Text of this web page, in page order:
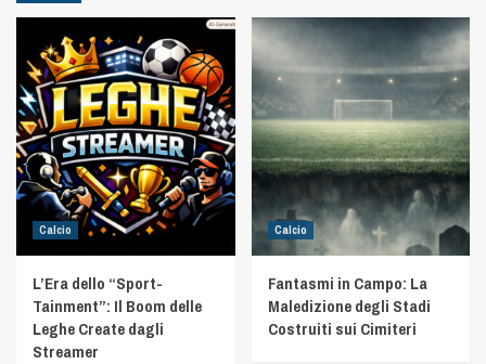
Calcio
L’Era dello “Sport-
Tainment”: Il Boom delle
Leghe Create dagli
Streamer
Calcio
Fantasmi in Campo: La
Maledizione degli Stadi
Costruiti sui Cimiteri